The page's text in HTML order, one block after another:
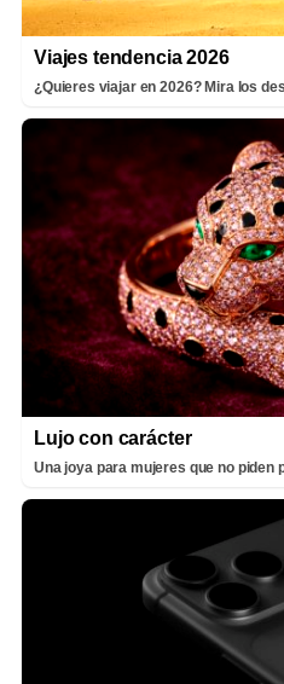
Viajes tendencia 2026
¿Quieres viajar en 2026? Mira los
Lujo con carácter
Una joya para mujeres que no piden